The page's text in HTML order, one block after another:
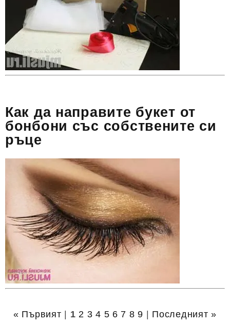
Как да направите букет от
бонбони със собствените си
ръце
« Първият 1 2 3 4 5 6 7 8 9 Последният »